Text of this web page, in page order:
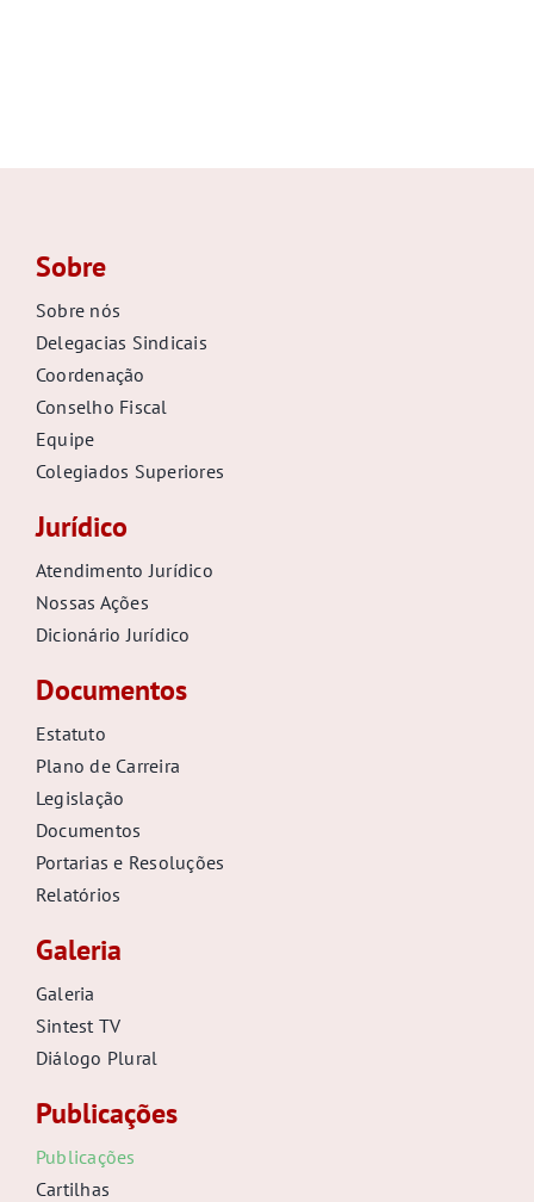
Sobre
Sobre nós
Delegacias Sindicais
Coordenação
Conselho Fiscal
Equipe
Colegiados Superiores
Jurídico
Atendimento Jurídico
Nossas Ações
Dicionário Jurídico
Documentos
Estatuto
Plano de Carreira
Legislação
Documentos
Portarias e Resoluções
Relatórios
Galeria
Galeria
Sintest TV
Diálogo Plural
Publicações
Publicações
Cartilhas